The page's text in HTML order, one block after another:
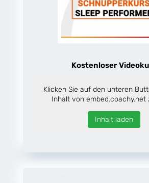
Kostenloser
Klicken Sie auf den unteren
Inhalt von embed.coachy.net
Inhalt laden